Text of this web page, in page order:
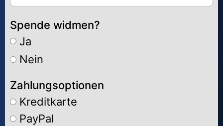
Spende widmen?
Ja
Nein
Zahlungsoptionen
Kreditkarte
PayPal